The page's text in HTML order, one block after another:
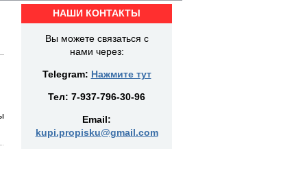
НАШИ КОНТАКТЫ
Вы можете связаться с
нами через:
Telegram: Нажмите тут
Тел: 7-937-796-30-96
Email:
kupi.propisku@gmail.com